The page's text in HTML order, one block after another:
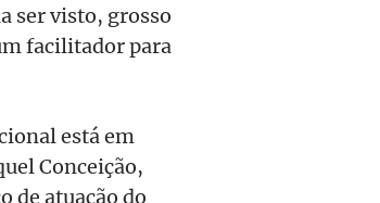
ser visto, grosso
facilitador para
está em
Conceição,
de atuação do